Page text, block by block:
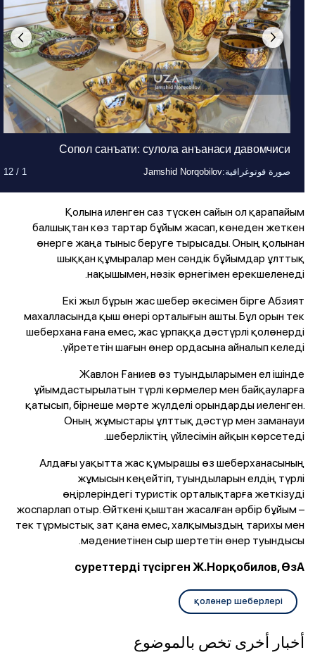
Сопол санъати: сулола анъанаси давомчиси
صورة فوتوغرافية:
Jamshid Norqobilov
1
/
12 صورة فوتوغرافية:
Jamshid Norqobilov
1
/
12 صورة فوتوغرافية:
Jamshid Norqobilov
1
/
12 صورة فوتوغرافية:
Jamshid Norqobilov
1
/
12 صورة فوتوغرافية:
Jamshid Norqobilov
1
/
12 صورة فوتوغرافية:
Jamshid Norqobilov
1
/
12 صورة فوتوغرافية:
Jamshid Norqobilov
1
/
12 صورة فوتوغرافية:
Jamshid Norqobilov
1
/
12 صورة فوتوغرافية:
Jamshid Norqobilov
1
/
12 صورة فوتوغرافية:
Jamshid Norqobilov
1
/
12 صورة فوتوغرافية:
Jamshid Norqobilov
1
/
12 صورة فوتوغرافية:
Jamshid Norqobilov
1
/
12
Қолына иленген саз түскен сайын ол қарапайым
балшықтан көз тартар бұйым жасап, көнеден жеткен
өнерге жаңа тыныс беруге тырысады. Оның қолынан
шыққан құмыралар мен сәндік бұйымдар ұлттық
нақышымен, нәзік өрнегімен ерекшеленеді.
Екі жыл бұрын жас шебер әкесімен бірге Абзият
махалласында қыш өнері орталығын ашты. Бұл орын тек
шеберхана ғана емес, жас ұрпаққа дәстүрлі қолөнерді
үйрететін шағын өнер ордасына айналып келеді.
Жавлон Ғаниев өз туындыларымен ел ішінде
ұйымдастырылатын түрлі көрмелер мен байқауларға
қатысып, бірнеше мәрте жүлделі орындарды иеленген.
Оның жұмыстары ұлттық дәстүр мен заманауи
шеберліктің үйлесімін айқын көрсетеді.
Алдағы уақытта жас құмырашы өз шеберханасының
жұмысын кеңейтіп, туындыларын елдің түрлі
өңірлеріндегі туристік орталықтарға жеткізуді
жоспарлап отыр. Өйткені қыштан жасалған әрбір бұйым –
тек тұрмыстық зат қана емес, халқымыздың тарихы мен
мәдениетінен сыр шертетін өнер туындысы.
суреттерді түсірген Ж.Норқобилов, ӨзА
қолөнер шеберлері
أخبار أخرى تخص بالموضوع